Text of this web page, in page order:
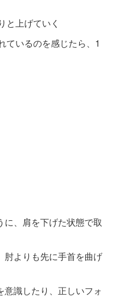
と上げていく
ているのを感じたら、1
、肩を下げた状態で取
肘よりも先に手首を曲げ
意識したり、正しいフォ